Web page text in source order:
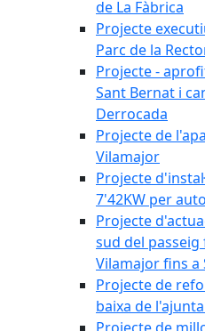
de La Fàbrica
Projecte
Parc de la
Projecte -
Sant Bernat i
Derrocada
Projecte de
Vilamajor
Projecte
7'42KW per
Projecte
sud del
Vilamajor fins a
Projecte de
baixa de